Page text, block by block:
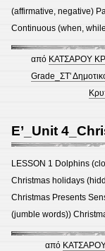
(affirmative, negative)
Continuous (when,
από ΚΑΤΣΑΡΟΥ
Grade_ΣΤ'
Ε’_Unit
LESSON 1 Dolphins
Christmas holidays
Christmas Presents
(jumble words))
από